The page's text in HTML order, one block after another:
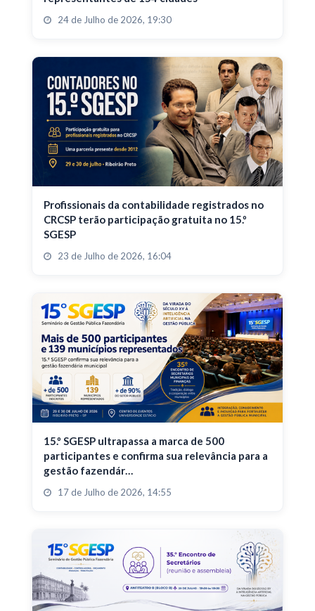
24 de Julho de 2026, 19:30
Profissionais da contabilidade registrados no
CRCSP terão participação gratuita no 15.º
SGESP
23 de Julho de 2026, 16:04
15.º SGESP ultrapassa a marca de 500
participantes e confirma sua relevância para a
gestão fazendár…
17 de Julho de 2026, 14:55